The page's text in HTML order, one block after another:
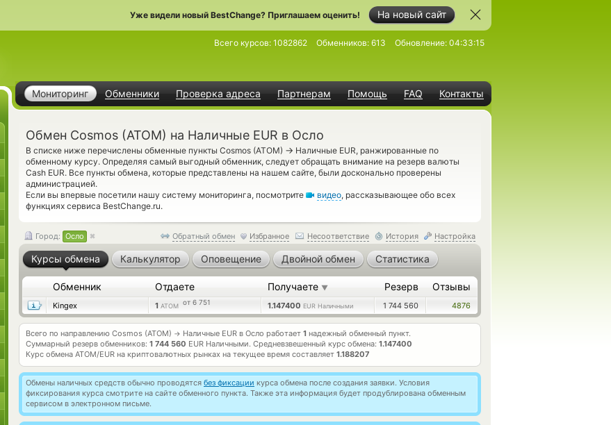
На новый сайт
Уже видели новый BestChange? Приглашаем оценить!
Мониторинг Обменники Проверка адреса Партнерам Помощь FAQ Контакты
Всего курсов: 1082862 Обменников: 613 Обновление: 04:33:15
Обмен Cosmos (ATOM) на Наличные EUR в Осло
В списке ниже перечислены обменные пункты Cosmos (ATOM) → Наличные EUR, ранжированные по
обменному курсу. Определяя самый выгодный обменник, следует обращать внимание на резерв валюты
Cash EUR. Все пункты обмена, которые представлены на нашем сайте, были досконально проверены
администрацией.
Если вы впервые посетили нашу систему мониторинга, посмотрите
видео, рассказывающее обо всех
функциях сервиса BestChange.ru.
Обратный обмен Избранное Несоответствие История Настройка
Город: Осло
Курсы обмена Калькулятор Оповещение Двойной обмен Статистика
Обменник Отдаете Получаете ▼ Резерв Отзывы
Kingex 1 ATOM от 6 751 1.147400 EUR Наличными 1 744 560 4876
Всего по направлению Cosmos (ATOM) → Наличные EUR в Осло работает 1 надежный обменный пункт.
Суммарный резерв обменников: 1 744 560 EUR Наличными. Средневзвешенный курс обмена: 1.147400
Курс обмена ATOM/EUR на криптовалютных рынках на текущее время составляет 1.188207
Обмены наличных средств обычно проводятся без фиксации курса обмена после создания заявки. Условия
фиксирования курса смотрите на сайте обменного пункта. Также эта информация будет продублирована обменным
сервисом в электронном письме.